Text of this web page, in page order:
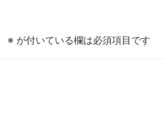
※ が付いている欄は必須項目です